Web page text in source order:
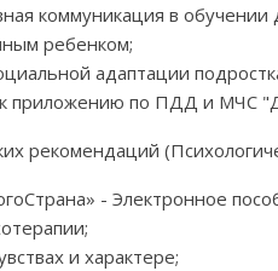
коммуникация в обучении
ребенком;
адаптации
приложению по ПДД и МЧС
рекомендаций
- Электронное
и характере;